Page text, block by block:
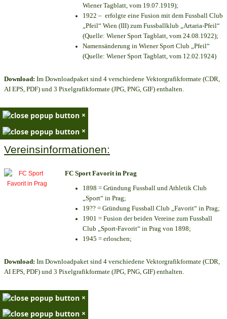
Wiener Tagblatt, vom 19.07.1919);
1922 – erfolgte eine Fusion mit dem Fussball Club
„Pfeil“ Wien (III) zum Fussballklub „Artaria-Pfeil“
(Quelle: Wiener Sport Tagblatt, vom 24.08.1922);
Namensänderung in Wiener Sport Club „Pfeil“
(Quelle: Wiener Sport Tagblatt, vom 12.02.1924)
Download: Im Downloadpaket sind 4 verschiedene Vektorgrafikformate (CDR,
AI EPS, PDF) und 3 Pixelgrafikformate (JPG, PNG, GIF) enthalten.
×
×
Vereinsinformationen:
FC Sport Favorit in Prag
1898 = Gründung Fussball und Athletik Club
„Sport“ in Prag;
19?? = Gründung Fussball Club „Favorit“ in Prag;
1901 = Fusion der beiden Vereine zum Fussball
Club „Sport-Favorit“ in Prag von 1898;
1945 = erloschen;
Download: Im Downloadpaket sind 4 verschiedene Vektorgrafikformate (CDR,
AI EPS, PDF) und 3 Pixelgrafikformate (JPG, PNG, GIF) enthalten.
×
×